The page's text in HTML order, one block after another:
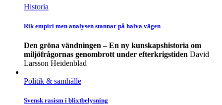
Historia
Rik empiri men analysen stannar på halva vägen
Den gröna vändningen – En ny kunskapshistoria om
miljöfrågornas genombrott under efterkrigstiden David
Larsson Heidenblad
Politik & samhälle
Svensk rasism i blixtbelysning